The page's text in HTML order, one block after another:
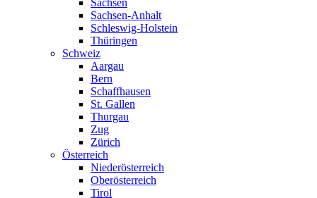
Sachsen
Sachsen-Anhalt
Schleswig-Holstein
Thüringen
Schweiz
Aargau
Bern
Schaffhausen
St. Gallen
Thurgau
Zug
Zürich
Österreich
Niederösterreich
Oberösterreich
Tirol